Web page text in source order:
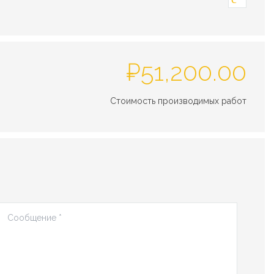
₽51,200.00
Стоимость производимых работ